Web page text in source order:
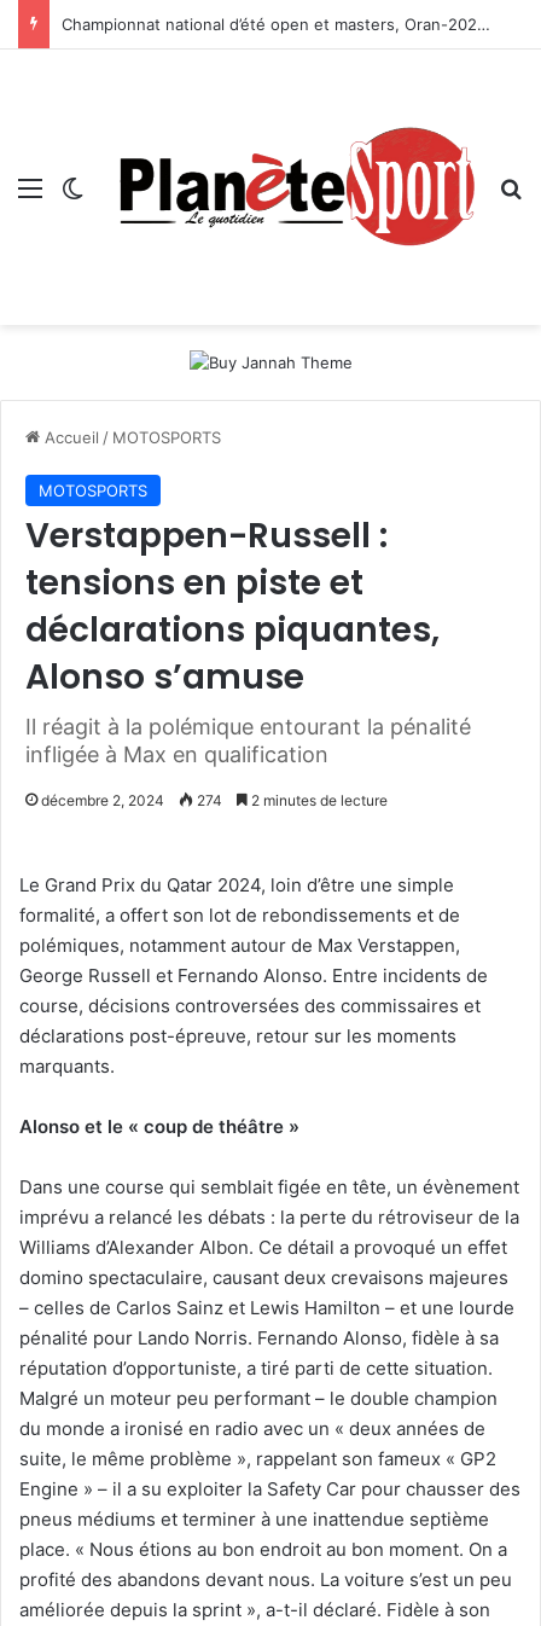
Championnat national d’été open et masters, Oran-2026 — Le CRB s’adjuge le titre
Menu Switch skin
Accueil / MOTOSPORTS
MOTOSPORTS
Verstappen-Russell :
tensions en piste et
déclarations piquantes,
Alonso s’amuse
Il réagit à la polémique entourant la pénalité
infligée à Max en qualification
décembre 2, 2024 274 2 minutes de lecture
Le Grand Prix du Qatar 2024, loin d’être une simple
formalité, a offert son lot de rebondissements et de
polémiques, notamment autour de Max Verstappen,
George Russell et Fernando Alonso. Entre incidents de
course, décisions controversées des commissaires et
déclarations post-épreuve, retour sur les moments
marquants.
Alonso et le « coup de théâtre »
Dans une course qui semblait figée en tête, un évènement
imprévu a relancé les débats : la perte du rétroviseur de la
Williams d’Alexander Albon. Ce détail a provoqué un effet
domino spectaculaire, causant deux crevaisons majeures
– celles de Carlos Sainz et Lewis Hamilton – et une lourde
pénalité pour Lando Norris. Fernando Alonso, fidèle à sa
réputation d’opportuniste, a tiré parti de cette situation.
Malgré un moteur peu performant – le double champion
du monde a ironisé en radio avec un « deux années de
suite, le même problème », rappelant son fameux « GP2
Engine » – il a su exploiter la Safety Car pour chausser des
pneus médiums et terminer à une inattendue septième
place. « Nous étions au bon endroit au bon moment. On a
profité des abandons devant nous. La voiture s’est un peu
améliorée depuis la sprint », a-t-il déclaré. Fidèle à son